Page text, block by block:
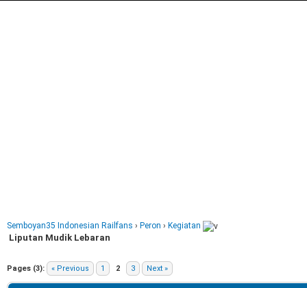
Semboyan35 Indonesian Railfans › Peron › Kegiatan
Liputan Mudik Lebaran
Pages (3): « Previous 1 2 3 Next »